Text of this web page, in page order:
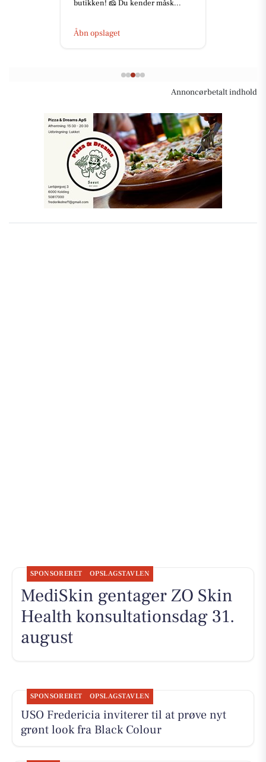
butikken! 🧀 Du kender måsk...
Åbn opslaget
Annoncørbetalt indhold
SPONSORERET OPSLAGSTAVLEN
MediSkin gentager ZO Skin
Health konsultationsdag 31.
august
SPONSORERET OPSLAGSTAVLEN
USO Fredericia inviterer til at prøve nyt
grønt look fra Black Colour